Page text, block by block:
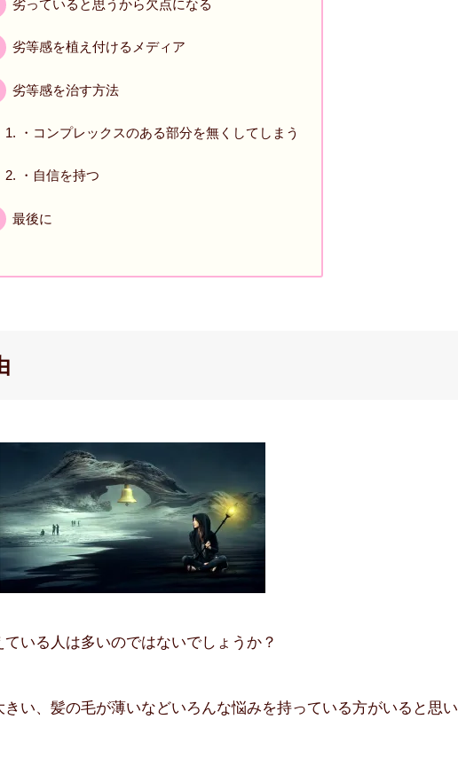
劣っていると思うから欠点になる
劣等感を植え付けるメディア
劣等感を治す方法
・コンプレックスのある部分を無くしてしまう
・自信を持つ
最後に
いる人は多いのではないでしょうか？
い、髪の毛が薄いなどいろんな悩みを持っている方がいると思い